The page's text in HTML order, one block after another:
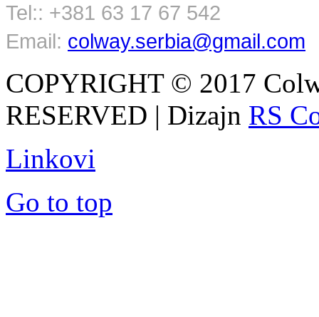
Tel:: +381 63 17 67 542
Email: colway.serbia@gmail.com
COPYRIGHT © 2017
RESERVED | Dizajn RS
Linkovi
Go to top